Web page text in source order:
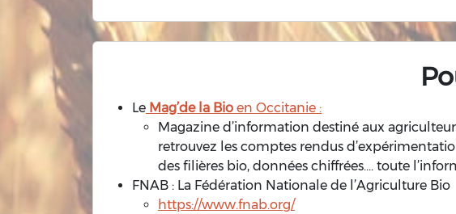
Le Mag’de la Bio en Occitanie :
Magazine d’information destiné aux
retrouvez les comptes rendus
des filières bio, données chiffrées…. toute
FNAB : La Fédération Nationale de l’Agriculture Bio
https://www.fnab.org/